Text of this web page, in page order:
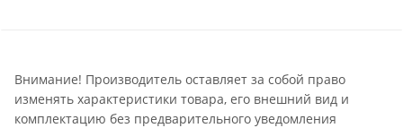
Внимание! Производитель оставляет за собой право
изменять характеристики товара, его внешний вид и
комплектацию без предварительного уведомления